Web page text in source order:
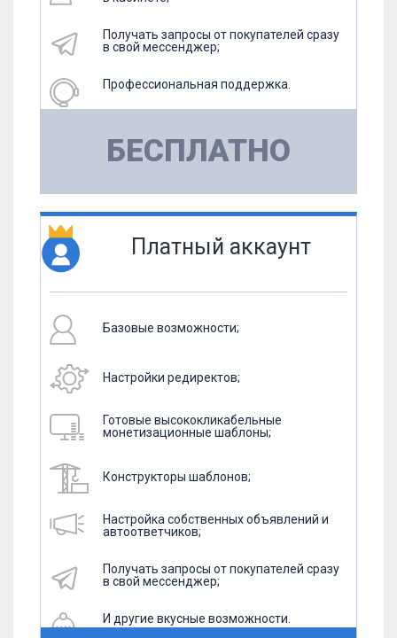
Получать запросы от покупателей сразу
в свой мессенджер;
Профессиональная поддержка.
БЕСПЛАТНО
Платный аккаунт
Базовые возможности;
Настройки редиректов;
Готовые высококликабельные
монетизационные шаблоны;
Конструкторы шаблонов;
Настройка собственных объявлений и
автоответчиков;
Получать запросы от покупателей сразу
в свой мессенджер;
И другие вкусные возможности.